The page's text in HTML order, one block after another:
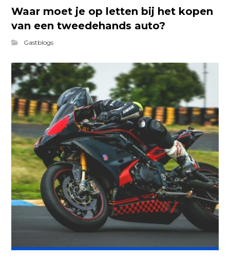
Waar moet je op letten bij het kopen
van een tweedehands auto?
Gastblogs